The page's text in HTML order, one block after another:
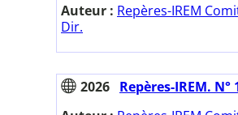
Auteur : Repères-IREM
Dir.
2026 Repères-IREM. N°